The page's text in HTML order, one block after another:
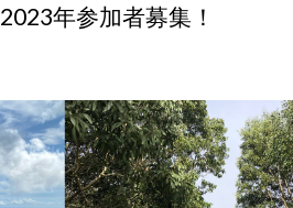
年参加者募集！